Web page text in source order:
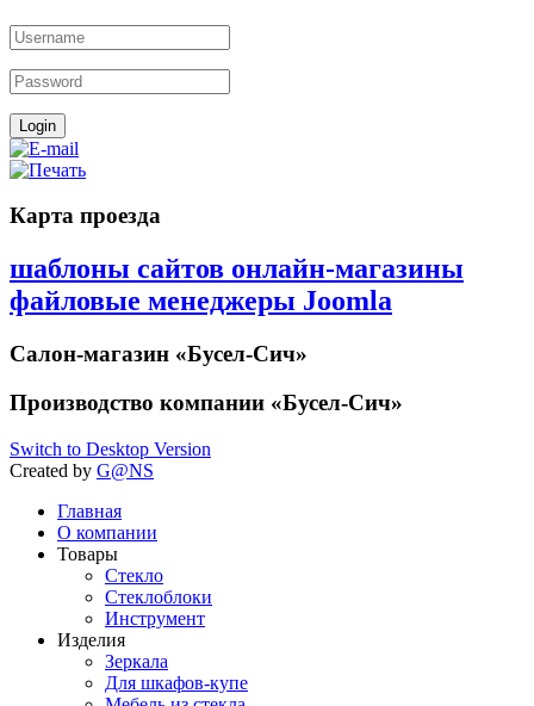
Карта проезда
шаблоны сайтов онлайн-магазины
файловые менеджеры Joomla
Салон-магазин «Бусел-Сич»
Производство компании «Бусел-Сич»
Switch to Desktop Version
Created by G@NS
Главная
О компании
Товары
Стекло
Стеклоблоки
Инструмент
Изделия
Зеркала
Для шкафов-купе